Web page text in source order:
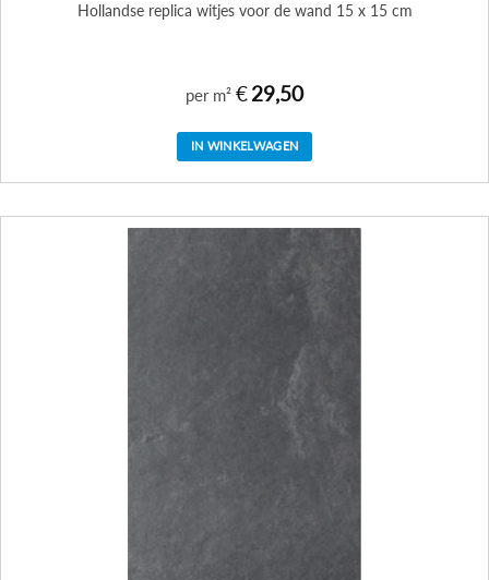
Hollandse replica witjes voor de wand 15 x 15 cm
per m² €29,50
IN WINKELWAGEN